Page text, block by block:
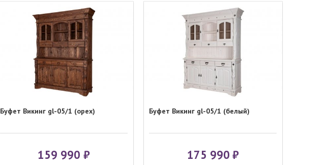
Буфет Викинг gl-05/1 (орех)
159 990
Буфет Викинг gl-05/1 (белый)
175 990